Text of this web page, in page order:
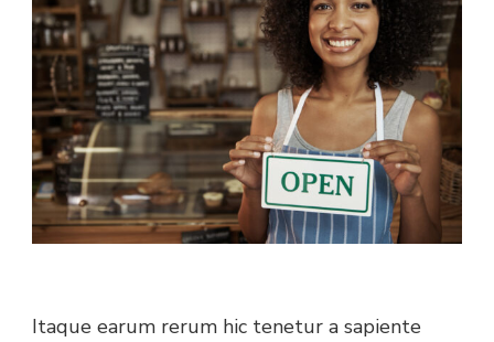
Itaque earum rerum hic tenetur a sapiente